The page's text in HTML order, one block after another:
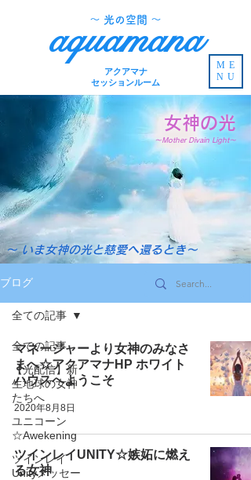
aquamana
​～ 光の空間 ～
アクアマナ
セッションルーム
ME
NU
～Mother Divain Light～
女神の光
～ いま女神の光と慈愛へ還るとき～
ブログ
全ての記事
【光配信】新
生地球の女神
たちへ
ユニコーン
☆Awekening
ツインレイ
Unityメッセー
全ての記事
マネージャーより女神のみなさ
まへ☆アクアマナHP ホワイト
ハウスへようこそ
2020年8月8日
ツインレイUNITY☆嫉妬に燃え
る女神